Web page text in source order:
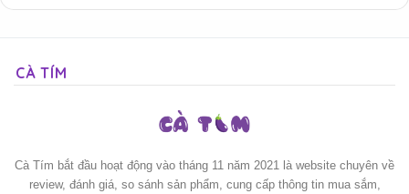
CÀ TÍM
Cà Tím bắt đầu hoạt động vào tháng 11 năm 2021 là website chuyên về
review, đánh giá, so sánh sản phẩm, cung cấp thông tin mua sắm,